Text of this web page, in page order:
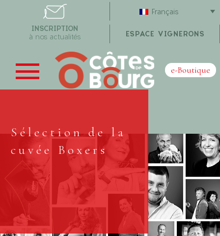
Français
ESPACE VIGNERONS
INSCRIPTION
à nos actualités
e-Boutique
Sélection de la
cuvée Boxers